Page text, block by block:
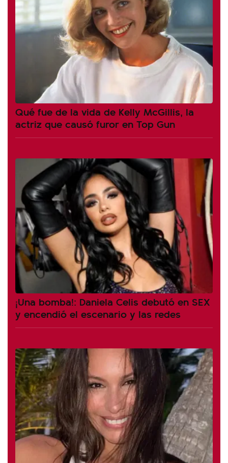
Qué fue de la vida de Kelly McGillis, la
actriz que causó furor en Top Gun
¡Una bomba!: Daniela Celis debutó en SEX
y encendió el escenario y las redes